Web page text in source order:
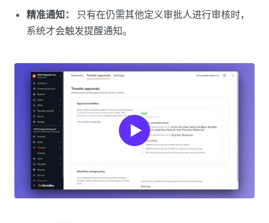
精准通知：
只有在仍需其他定义审批人进行审核时，
系统才会触发提醒通知。